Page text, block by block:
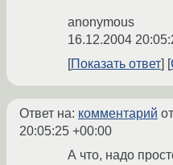
anonymous
16.12.2004
Показать ответ
Ответ на: комментарий
20:05:25 +00:00
А что, надо